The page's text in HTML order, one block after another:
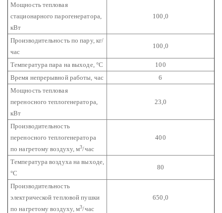
Мощность тепловая
стационарного парогенератора,
кВт
100,0
Производительность по пару, кг/
час
100,0
Температура пара на выходе, °С
100
Время непрерывной работы, час
6
Мощность тепловая
переносного теплогенератора,
кВт
23,0
Производительность
переносного теплогенератора
по нагретому воздуху, м3/час
400
Температура воздуха на выходе,
°С
80
Производительность
электрической тепловой пушки
по нагретому воздуху, м3/час
650,0